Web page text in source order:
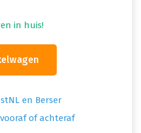
in huis!
en Berser
vooraf of achteraf